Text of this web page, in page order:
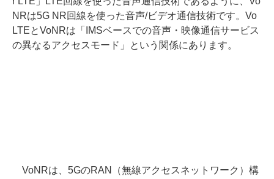
NRは5G NR回線を使った音声/ビデオ通信技術です。Vo
LTEとVoNRは「IMSベースでの音声・映像通信サービス
の異なるアクセスモード」という関係にあります。
VoNRは、5GのRAN（無線アクセスネットワーク）構